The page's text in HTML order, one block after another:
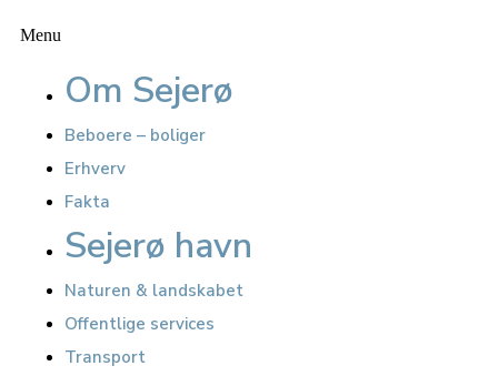
Menu
Om Sejerø
Beboere – boliger
Erhverv
Fakta
Sejerø havn
Naturen & landskabet
Offentlige services
Transport